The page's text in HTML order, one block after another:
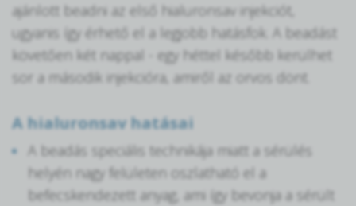
ajánlott beadni az első hialuronsav injekciót,
ugyanis így érhető el a legjobb hatásfok. A beadást
követően két nappal - egy héttel később kerülhet
sor a második injekcióra, amiről az orvos dönt.
A hialuronsav hatásai
A beadás speciális technikája miatt a sérülés
helyén nagy felületen oszlatható el a
befecskendezett anyag, ami így bevonja a sérült